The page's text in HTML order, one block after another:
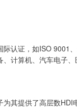
际认证，如ISO 9001
计算机、汽车电子
其提供了高层数HDI